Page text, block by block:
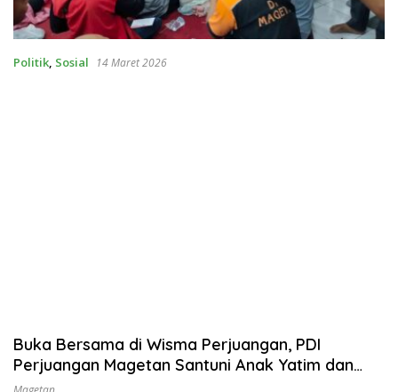
Politik, Sosial 14 Maret 2026
Buka Bersama di Wisma Perjuangan, PDI
Perjuangan Magetan Santuni Anak Yatim dan
Disabilitas